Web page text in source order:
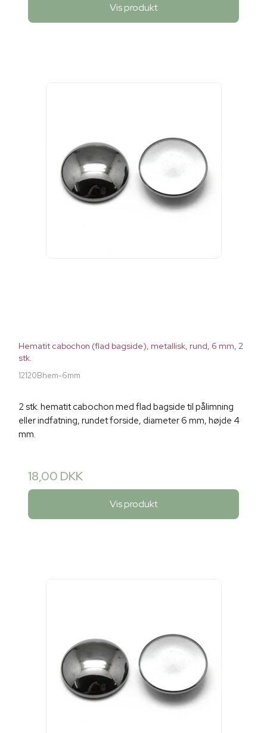
Vis produkt
Hematit cabochon (flad bagside), metallisk, rund, 6 mm, 2
stk.
12120Bhem-6mm
2 stk. hematit cabochon med flad bagside til pålimning
eller indfatning, rundet forside, diameter 6 mm, højde 4
mm.
18,00 DKK
Vis produkt